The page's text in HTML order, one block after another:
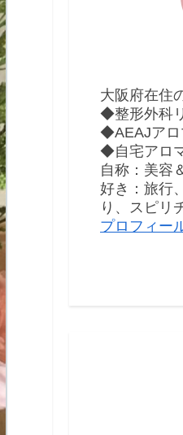
大阪府在住
◆整形外科
◆AEAJアロ
◆自宅アロ
自称：美容
好き：旅行
り、スピリ
プロフィー